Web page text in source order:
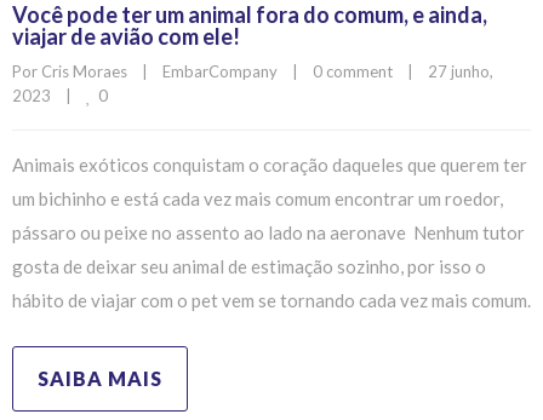
Você pode ter um animal fora do comum, e ainda,
viajar de avião com ele!
Por Cris Moraes EmbarCompany 0 comment
27 junho,
2023
0
Animais exóticos conquistam o coração daqueles que querem ter
um bichinho e está cada vez mais comum encontrar um roedor,
pássaro ou peixe no assento ao lado na aeronave Nenhum tutor
gosta de deixar seu animal de estimação sozinho, por isso o
hábito de viajar com o pet vem se tornando cada vez mais comum.
SAIBA MAIS